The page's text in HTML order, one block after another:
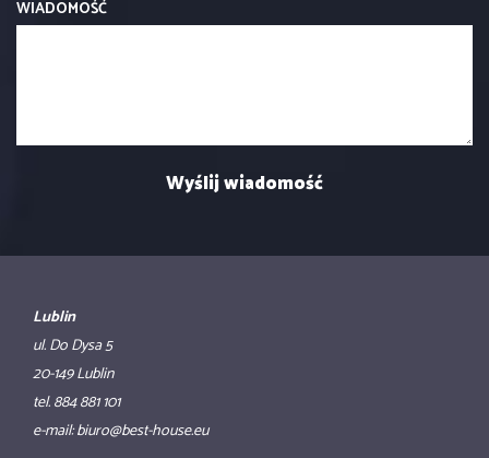
WIADOMOŚĆ
Lublin
ul. Do Dysa 5
20-149 Lublin
tel. 884 881 101
e-mail: biuro@best-house.eu